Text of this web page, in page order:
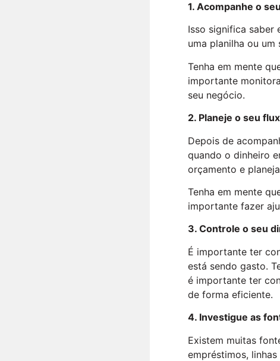
1. Acompanhe o
Isso significa saber
uma planilha ou
Tenha em mente
importante
seu negócio.
2. Planeje o seu
Depois de
quando o dinheiro
orçamento e
Tenha em mente
importante fazer
3. Controle o seu
É importante ter
está sendo gasto.
é importante ter
de forma eficiente.
4. Investigue as
Existem muitas
empréstimos,